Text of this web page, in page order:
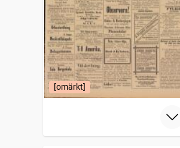
[omärkt]